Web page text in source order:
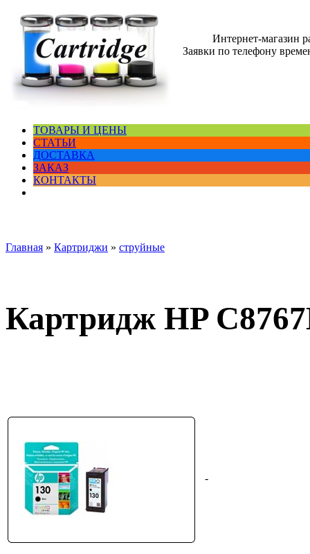
Интернет-магазин
Заявки по телефону
ТОВАРЫ И ЦЕНЫ
СТАТЬИ
ДОСТАВКА
ЗАКАЗ
КОНТАКТЫ
Главная » Картриджи » струйные
Картридж HP
-